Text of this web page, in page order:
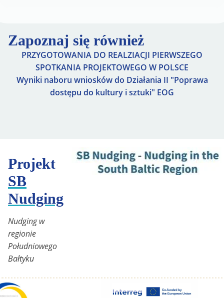
Zapoznaj się również
PRZYGOTOWANIA DO REALZIACJI PIERWSZEGO
SPOTKANIA PROJEKTOWEGO W POLSCE
Wyniki naboru wniosków do Działania II "Poprawa
dostępu do kultury i sztuki" EOG
Projekt
SB
Nudging
Nudging w
regionie
Południowego
Bałtyku